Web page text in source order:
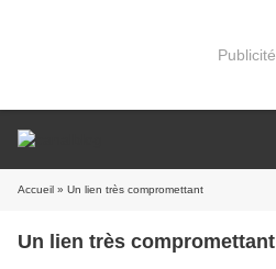
Publicité
Accueil » Un lien très compromettant
Un lien très compromettant